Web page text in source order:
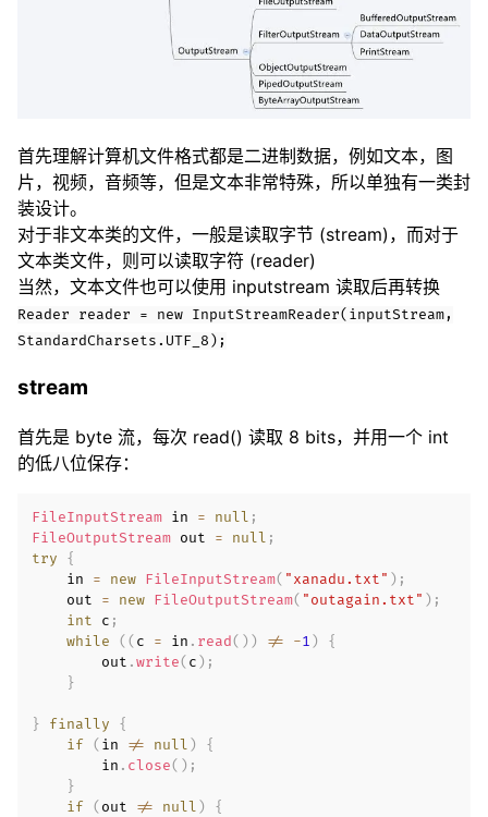
首先理解计算机文件格式都是二进制数据，例如文本，图
片，视频，音频等，但是文本非常特殊，所以单独有一类封
装设计。
对于非文本类的文件，一般是读取字节 (stream)，而对于
文本类文件，则可以读取字符 (reader)
当然，文本文件也可以使用 inputstream 读取后再转换
Reader reader = new InputStreamReader(inputStream,
StandardCharsets.UTF_8);
stream
首先是 byte 流，每次 read() 读取 8 bits，并用一个 int
的低八位保存：
FileInputStream in = null ;
FileOutputStream out = null ;
try
{
    in
= new FileInputStream( "xanadu.txt" ) ;
    out
= new FileOutputStream( "outagain.txt" ) ;
int c ;
while
((c = in . read( ) ) != -1)
{
        out
.write(c) ;
}
} finally
{
if
(in != null)
{
        in
. close( ) ;
}
if
(out != null)
{